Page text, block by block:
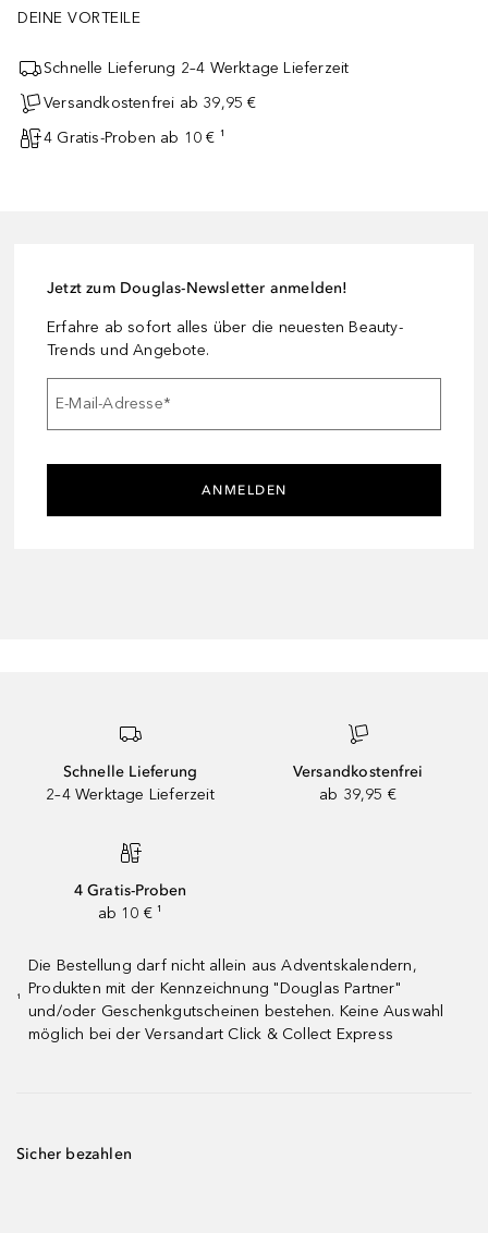
DEINE VORTEILE
Schnelle Lieferung 2–4 Werktage Lieferzeit
Versandkostenfrei ab 39,95 €
4 Gratis-Proben ab 10 € ¹
Jetzt zum Douglas-Newsletter anmelden!
Erfahre ab sofort alles über die neuesten Beauty-
Trends und Angebote.
E-Mail-Adresse*
ANMELDEN
Schnelle Lieferung
2–4 Werktage Lieferzeit
Versandkostenfrei
ab 39,95 €
4 Gratis-Proben
ab 10 € ¹
¹
Die Bestellung darf nicht allein aus Adventskalendern,
Produkten mit der Kennzeichnung "Douglas Partner"
und/oder Geschenkgutscheinen bestehen. Keine Auswahl
möglich bei der Versandart Click & Collect Express
Sicher bezahlen